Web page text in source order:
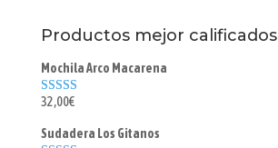
Productos mejor calificados
Mochila Arco Macarena
Valorado con
32,00€
Sudadera Los Gitanos